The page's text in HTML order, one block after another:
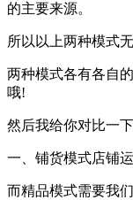
的主要来源。
所以以上两种模式
两种模式各有各自
哦!
然后我给你对比一下
一、铺货模式店铺
而精品模式需要我